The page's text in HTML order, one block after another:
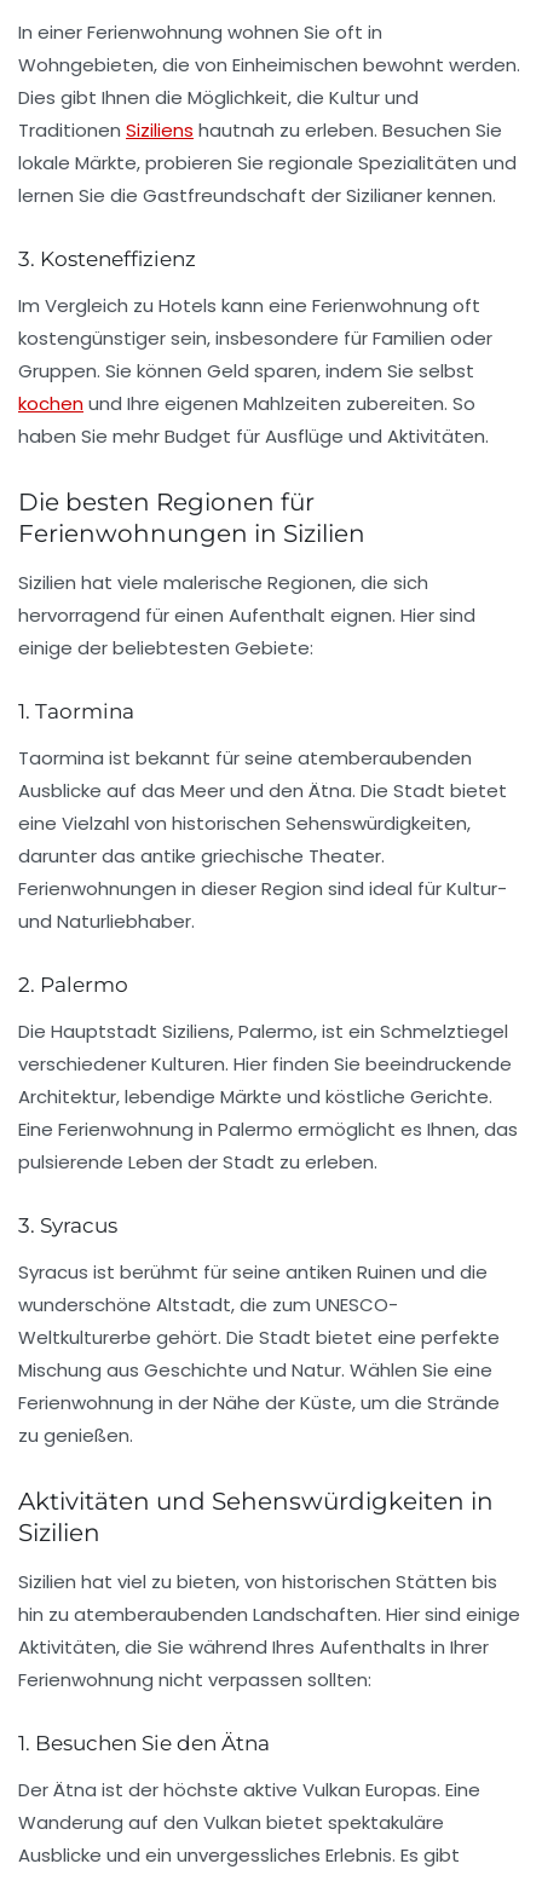
In einer Ferienwohnung wohnen Sie oft in
Wohngebieten, die von Einheimischen bewohnt werden.
Dies gibt Ihnen die Möglichkeit, die Kultur und
Traditionen Siziliens hautnah zu erleben. Besuchen Sie
lokale Märkte, probieren Sie regionale Spezialitäten und
lernen Sie die Gastfreundschaft der Sizilianer kennen.
3. Kosteneffizienz
Im Vergleich zu Hotels kann eine Ferienwohnung oft
kostengünstiger sein, insbesondere für Familien oder
Gruppen. Sie können Geld sparen, indem Sie selbst
kochenund Ihre eigenen Mahlzeiten zubereiten. So
haben Sie mehr Budget für Ausflüge und Aktivitäten.
Die besten Regionen für
Ferienwohnungen in Sizilien
Sizilien hat viele malerische Regionen, die sich
hervorragend für einen Aufenthalt eignen. Hier sind
einige der beliebtesten Gebiete:
1. Taormina
Taormina ist bekannt für seine atemberaubenden
Ausblicke auf das Meer und den Ätna. Die Stadt bietet
eine Vielzahl von historischen Sehenswürdigkeiten,
darunter das antike griechische Theater.
Ferienwohnungen in dieser Region sind ideal für Kultur-
und Naturliebhaber.
2. Palermo
Die Hauptstadt Siziliens, Palermo, ist ein Schmelztiegel
verschiedener Kulturen. Hier finden Sie beeindruckende
Architektur, lebendige Märkte und köstliche Gerichte.
Eine Ferienwohnung in Palermo ermöglicht es Ihnen, das
pulsierende Leben der Stadt zu erleben.
3. Syracus
Syracus ist berühmt für seine antiken Ruinen und die
wunderschöne Altstadt, die zum UNESCO-
Weltkulturerbe gehört. Die Stadt bietet eine perfekte
Mischung aus Geschichte und Natur. Wählen Sie eine
Ferienwohnung in der Nähe der Küste, um die Strände
zu genießen.
Aktivitäten und Sehenswürdigkeiten in
Sizilien
Sizilien hat viel zu bieten, von historischen Stätten bis
hin zu atemberaubenden Landschaften. Hier sind einige
Aktivitäten, die Sie während Ihres Aufenthalts in Ihrer
Ferienwohnung nicht verpassen sollten:
1. Besuchen Sie den Ätna
Der Ätna ist der höchste aktive Vulkan Europas. Eine
Wanderung auf den Vulkan bietet spektakuläre
Ausblicke und ein unvergessliches Erlebnis. Es gibt